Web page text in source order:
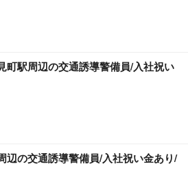
町駅周辺の交通誘導警備員/入社祝い
辺の交通誘導警備員/入社祝い金あり/